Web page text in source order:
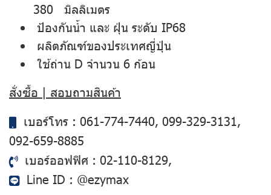
380 มิลลิเมตร
ป้องกันน้ำ และ ฝุ่น ระดับ IP68
ผลิตภัณฑ์ของประเทศญี่ปุ่น
ใช้ถ่าน D จำนวน 6 ก้อน
สั่งซื้อ | สอบถามสินค้า
เบอร์โทร : 061-774-7440, 099-329-3131 ,
092-659-8885
เบอร์ออฟฟิศ : 02-110-8129,
Line ID : @ezymax